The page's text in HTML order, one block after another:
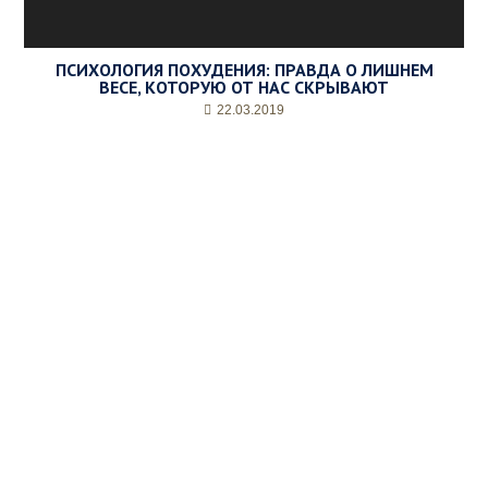
ПСИХОЛОГИЯ ПОХУДЕНИЯ: ПРАВДА О ЛИШНЕМ
ВЕСЕ, КОТОРУЮ ОТ НАС СКРЫВАЮТ
22.03.2019